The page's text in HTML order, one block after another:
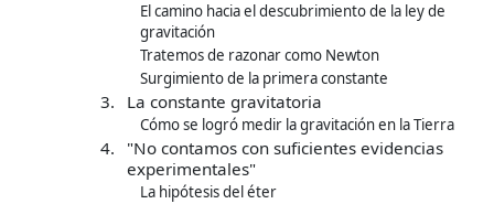
El camino hacia el descubrimiento de la ley de
gravitación
Tratemos de razonar como Newton
Surgimiento de la primera constante
3. La constante gravitatoria
Cómo se logró medir la gravitación en la Tierra
4.
"No contamos con suficientes evidencias
experimentales"
La hipótesis del éter